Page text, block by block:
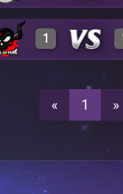
3 A10
A10
1
A10
« 1 »